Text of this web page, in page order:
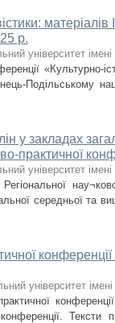
матеріалів
р.
університет імені
«Культурно-
Подільському
у закладах
практичної
університет імені
середньої та
університет
Тексти